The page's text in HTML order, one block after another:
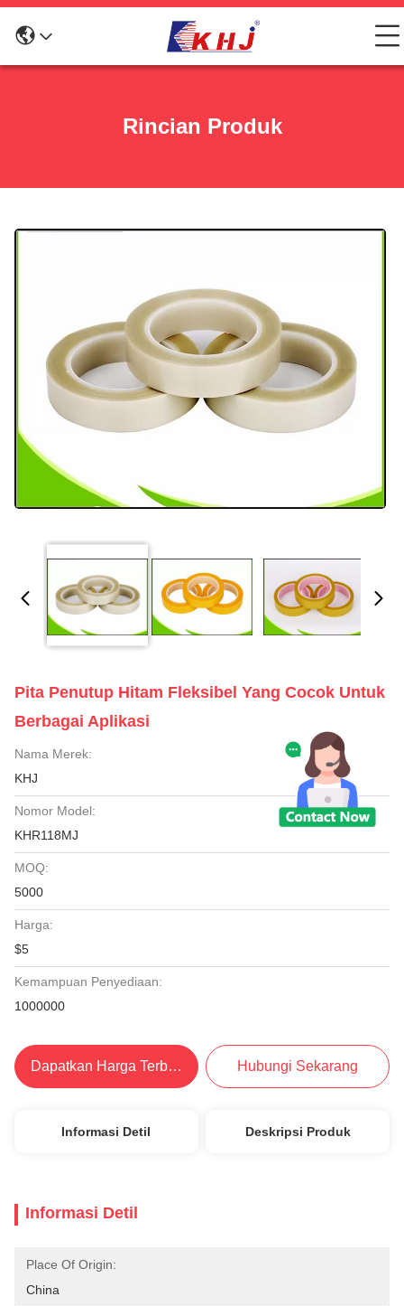
Rincian Produk
Pita Penutup Hitam Fleksibel Yang Cocok Untuk
Berbagai Aplikasi
Nama Merek:
KHJ
Nomor Model:
KHR118MJ
MOQ:
5000
Harga:
$5
Kemampuan Penyediaan:
1000000
Dapatkan Harga Terbaik Hubungi Sekarang
Informasi Detil Deskripsi Produk
Informasi Detil
Place Of Origin:
China